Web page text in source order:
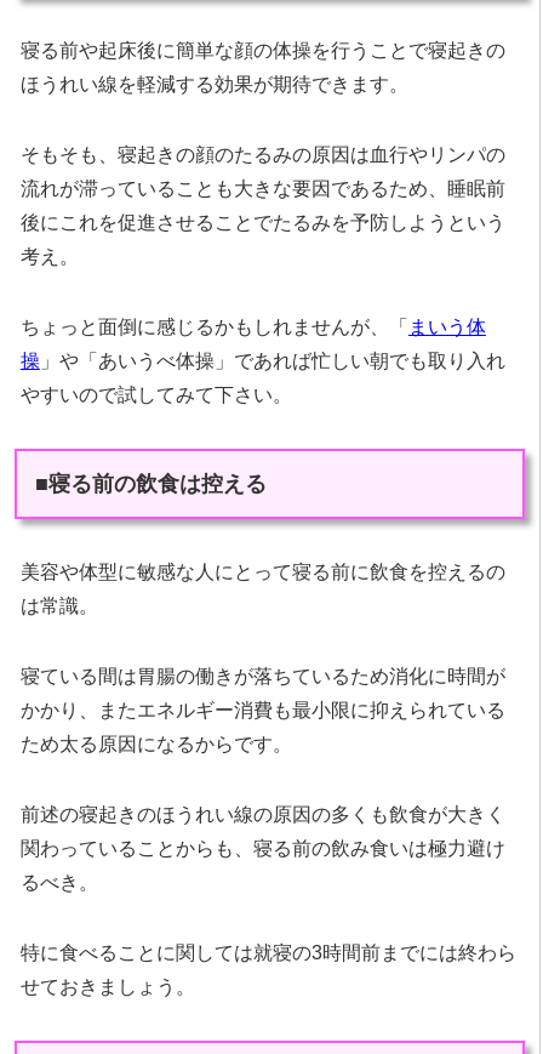
寝る前や起床後に簡単な顔の体操を行うことで寝起きの
ほうれい線を軽減する効果が期待できます。
そもそも、寝起きの顔のたるみの原因は血行やリンパの
流れが滞っていることも大きな要因であるため、睡眠前
後にこれを促進させることでたるみを予防しようという
考え。
ちょっと面倒に感じるかもしれませんが、「 まいう体
操」や「あいうべ体操」であれば忙しい朝でも取り入れ
やすいので試してみて下さい。
■寝る前の飲食は控える
美容や体型に敏感な人にとって寝る前に飲食を控えるの
は常識。
寝ている間は胃腸の働きが落ちているため消化に時間が
かかり、またエネルギー消費も最小限に抑えられている
ため太る原因になるからです。
前述の寝起きのほうれい線の原因の多くも飲食が大きく
関わっていることからも、寝る前の飲み食いは極力避け
るべき。
特に食べることに関しては就寝の3時間前までには終わら
せておきましょう。